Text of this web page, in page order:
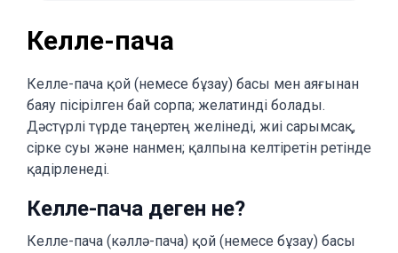
Келле-пача
Келле-пача қой (немесе бұзау) басы мен аяғынан
баяу пісірілген бай сорпа; желатинді болады.
Дәстүрлі түрде таңертең желінеді, жиі сарымсақ,
сірке суы және нанмен; қалпына келтіретін ретінде
қадірленеді.
Келле-пача деген не?
Келле-пача (кəллə-пача) қой (немесе бұзау) басы